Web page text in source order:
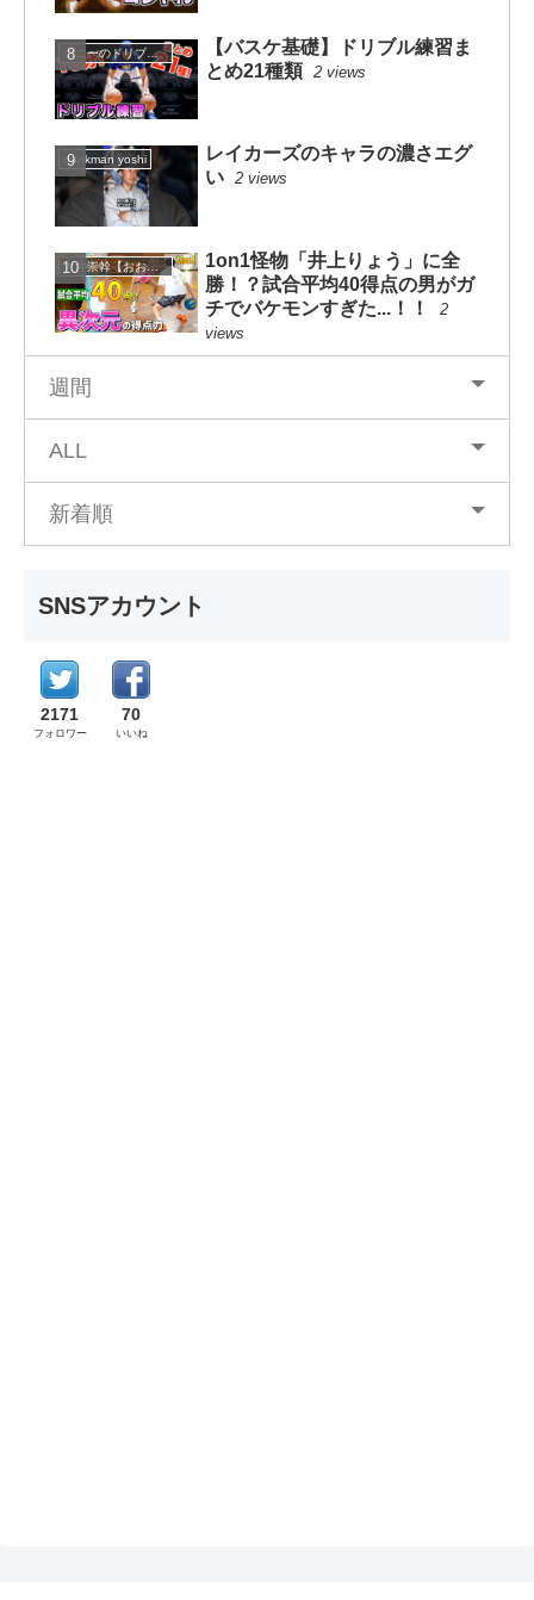
コニーのドリブルスクール
【バスケ基礎】ドリブル練習ま
とめ21種類 2 views
dunkman yoshi
レイカーズのキャラの濃さエグ
い 2 views
大井崇幹【おおいたかよし】
1on1怪物「井上りょう」に全
勝！？試合平均40得点の男がガ
チでバケモンすぎた...！！
2
views
週間
ALL
新着順
SNSアカウント
2171
フォロワー
70
いいね